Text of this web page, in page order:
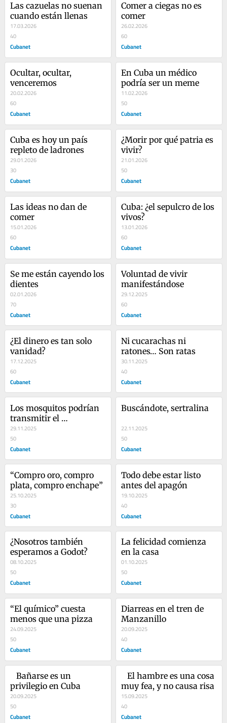
Las cazuelas no suenan
cuando están llenas
17.03.2026
40
Cubanet
Comer a ciegas no es
comer
26.02.2026
60
Cubanet
Ocultar, ocultar,
venceremos
20.02.2026
60
Cubanet
En Cuba un médico
podría ser un meme
11.02.2026
50
Cubanet
Cuba es hoy un país
repleto de ladrones
29.01.2026
30
Cubanet
¿Morir por qué patria es
vivir?
21.01.2026
50
Cubanet
Las ideas no dan de
comer
15.01.2026
60
Cubanet
Cuba: ¿el sepulcro de los
vivos?
13.01.2026
60
Cubanet
Se me están cayendo los
dientes
02.01.2026
70
Cubanet
Voluntad de vivir
manifestándose
29.12.2025
60
Cubanet
¿El dinero es tan solo
vanidad?
17.12.2025
60
Cubanet
Ni cucarachas ni
ratones… Son ratas
30.11.2025
40
Cubanet
Los mosquitos podrían
transmitir el
comunismo
29.11.2025
50
Cubanet
Buscándote, sertralina
22.11.2025
50
Cubanet
“Compro oro, compro
plata, compro enchape”
25.10.2025
30
Cubanet
Todo debe estar listo
antes del apagón
19.10.2025
40
Cubanet
¿Nosotros también
esperamos a Godot?
08.10.2025
50
Cubanet
La felicidad comienza
en la casa
01.10.2025
50
Cubanet
“El químico” cuesta
menos que una pizza
24.09.2025
50
Cubanet
Diarreas en el tren de
Manzanillo
20.09.2025
40
Cubanet
Bañarse es un
privilegio en Cuba
20.09.2025
50
Cubanet
El hambre es una cosa
muy fea, y no causa risa
15.09.2025
40
Cubanet